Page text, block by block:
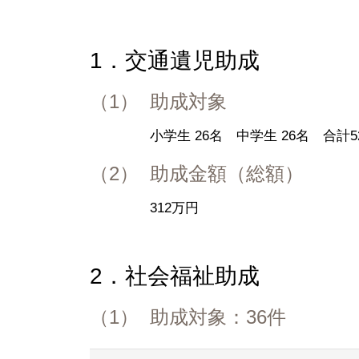
1．交通遺児助成
（1） 助成対象
小学生 26名 中学生 26名 合計
（2） 助成金額（総額）
312万円
2．社会福祉助成
（1） 助成対象：36件